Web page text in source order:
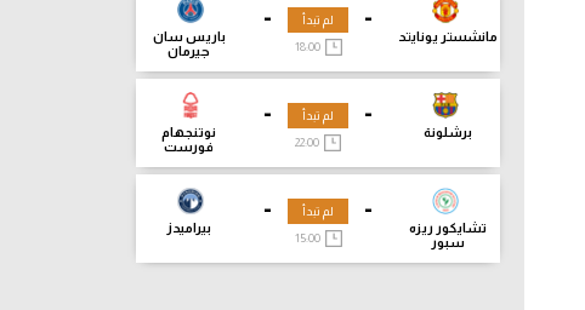
-
مانشستر يونايتد
-
باريس سان
جيرمان
لم تبدأ
18:00
-
برشلونة
-
نوتنجهام
فورست
لم تبدأ
-
تشايكور ريزه
سبور
-
بيراميدز
لم تبدأ
15:00